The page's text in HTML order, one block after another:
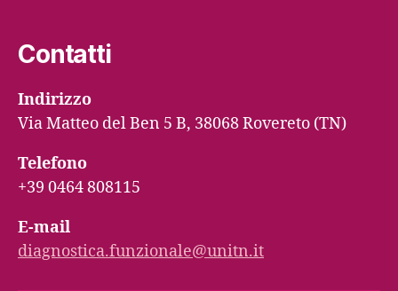
Contatti
Indirizzo
Via Matteo del Ben 5 B, 38068 Rovereto (TN)
Telefono
+39 0464 808115
E-mail
diagnostica.funzionale@unitn.it